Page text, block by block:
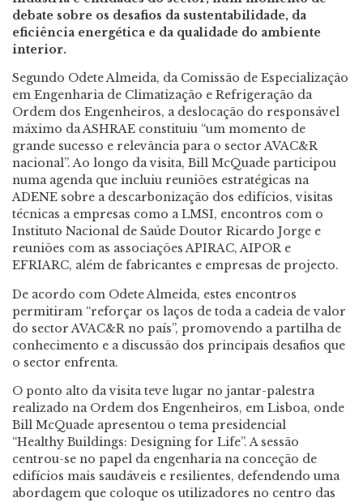
debate sobre os desafios da sustentabilidade, da
eficiência energética e da qualidade do ambiente
interior.
Segundo Odete Almeida, da Comissão de Especialização
em Engenharia de Climatização e Refrigeração da
Ordem dos Engenheiros, a deslocação do responsável
máximo da ASHRAE constituiu “um momento de
grande sucesso e relevância para o sector AVAC&R
nacional”. Ao longo da visita, Bill McQuade participou
numa agenda que incluiu reuniões estratégicas na
ADENE sobre a descarbonização dos edifícios, visitas
técnicas a empresas como a LMSI, encontros com o
Instituto Nacional de Saúde Doutor Ricardo Jorge e
reuniões com as associações APIRAC, AIPOR e
EFRIARC, além de fabricantes e empresas de projecto.
De acordo com Odete Almeida, estes encontros
permitiram “reforçar os laços de toda a cadeia de valor
do sector AVAC&R no país”, promovendo a partilha de
conhecimento e a discussão dos principais desafios que
o sector enfrenta.
O ponto alto da visita teve lugar no jantar-palestra
realizado na Ordem dos Engenheiros, em Lisboa, onde
Bill McQuade apresentou o tema presidencial
“Healthy Buildings: Designing for Life”. A sessão
centrou-se no papel da engenharia na conceção de
edifícios mais saudáveis e resilientes, defendendo uma
abordagem que coloque os utilizadores no centro das